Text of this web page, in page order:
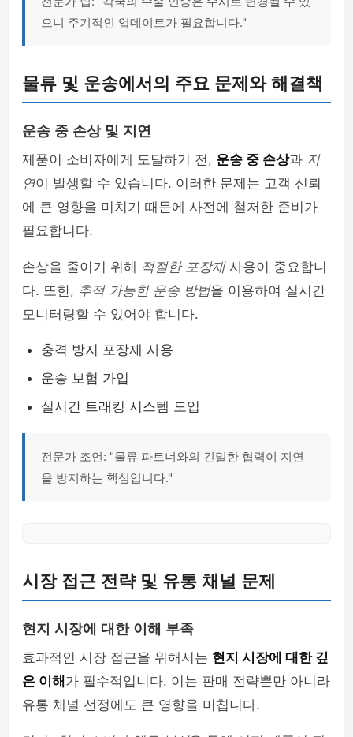
으니 주기적인 업데이트가 필요합니다."
물류 및 운송에서의 주요 문제와 해결책
운송 중 손상 및 지연
제품이 소비자에게 도달하기 전, 운송 중 손상과 지
연이 발생할 수 있습니다. 이러한 문제는 고객 신뢰
에 큰 영향을 미치기 때문에 사전에 철저한 준비가
필요합니다.
손상을 줄이기 위해 적절한 포장재사용이 중요합니
다. 또한, 추적 가능한 운송 방법을 이용하여 실시간
모니터링할 수 있어야 합니다.
충격 방지 포장재 사용
운송 보험 가입
실시간 트래킹 시스템 도입
전문가 조언: "물류 파트너와의 긴밀한 협력이 지연
을 방지하는 핵심입니다."
시장 접근 전략 및 유통 채널 문제
현지 시장에 대한 이해 부족
효과적인 시장 접근을 위해서는 현지 시장에 대한 깊
은 이해 가 필수적입니다. 이는 판매 전략뿐만 아니라
유통 채널 선정에도 큰 영향을 미칩니다.